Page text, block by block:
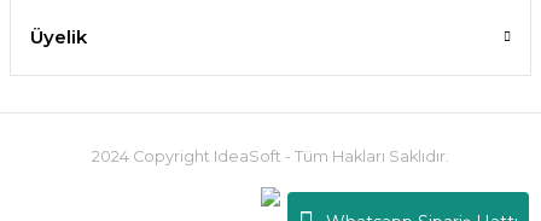
Üyelik
2024 Copyright IdeaSoft - Tüm Hakları Saklıdır.